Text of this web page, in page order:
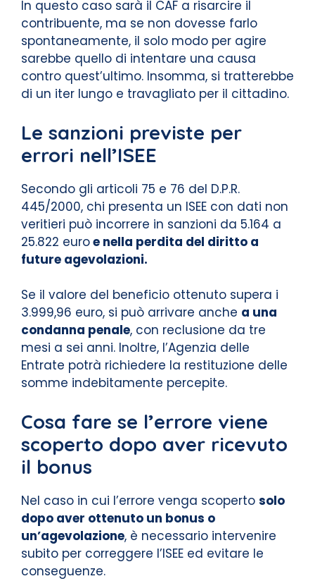
In questo caso sarà il CAF a risarcire il
contribuente, ma se non dovesse farlo
spontaneamente, il solo modo per agire
sarebbe quello di intentare una causa
contro quest’ultimo. Insomma, si tratterebbe
di un iter lungo e travagliato per il cittadino.
Le sanzioni previste per
errori nell’ISEE
Secondo gli articoli 75 e 76 del D.P.R.
445/2000, chi presenta un ISEE con dati non
veritieri può incorrere in sanzioni da 5.164 a
25.822 euroe nella perdita del diritto a
future agevolazioni.
Se il valore del beneficio ottenuto supera i
3.999,96 euro, si può arrivare anche a una
condanna penale, con reclusione da tre
mesi a sei anni. Inoltre, l’Agenzia delle
Entrate potrà richiedere la restituzione delle
somme indebitamente percepite.
Cosa fare se l’errore viene
scoperto dopo aver ricevuto
il bonus
Nel caso in cui l’errore venga scoperto solo
dopo aver ottenuto un bonus o
un’agevolazione, è necessario intervenire
subito per correggere l’ISEE ed evitare le
conseguenze.